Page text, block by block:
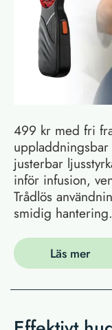
499 kr med fri
justerbar
inför infusion,
Trådlös
smidig hantering.
Läs mer